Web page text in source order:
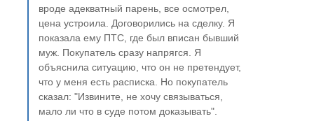
вроде адекватный парень, все осмотрел,
цена устроила. Договорились на сделку. Я
показала ему ПТС, где был вписан бывший
муж. Покупатель сразу напрягся. Я
объяснила ситуацию, что он не претендует,
что у меня есть расписка. Но покупатель
сказал: "Извините, не хочу связываться,
мало ли что в суде потом доказывать".